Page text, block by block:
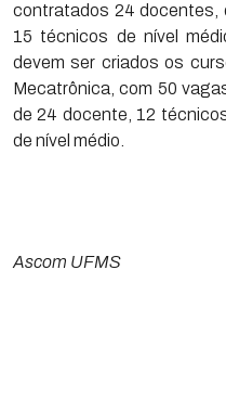
contratados 24 docentes,
15 técnicos de nível
devem ser criados os
Mecatrônica, com 50
de 24 docente, 12
de nível médio.
Ascom UFMS